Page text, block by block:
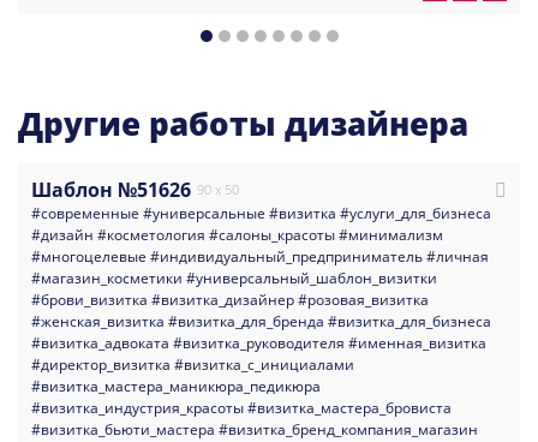
Другие работы дизайнера
Шаблон №51626 90 x 50
#современные #универсальные #визитка #услуги_для_бизнеса
#дизайн #косметология #салоны_красоты#минимализм
#многоцелевые #индивидуальный_предприниматель#личная
#магазин_косметики #универсальный_шаблон_визитки
#брови_визитка #визитка_дизайнер#розовая_визитка
#женская_визитка #визитка_для_бренда #визитка_для_бизнеса
#визитка_адвоката #визитка_руководителя #именная_визитка
#директор_визитка #визитка_с_инициалами
#визитка_мастера_маникюра_педикюра
#визитка_индустрия_красоты#визитка_мастера_бровиста
#визитка_бьюти_мастера #визитка_бренд_компания_магазин